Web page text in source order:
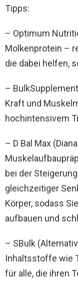
Tipps:
– Optimum
Molkenprotein –
die dabei helfen,
–
Kraft und
hochintensivem
– D Bal Max
bei der
gleichzeitiger
Körper, sodass
aufbauen und
– SBulk
Inhaltsstoffe wie
für alle, die ihren